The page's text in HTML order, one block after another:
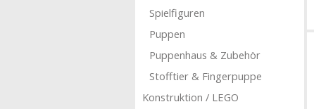
Spielfiguren
Puppen
Puppenhaus & Zubehör
Stofftier & Fingerpuppe
Konstruktion / LEGO